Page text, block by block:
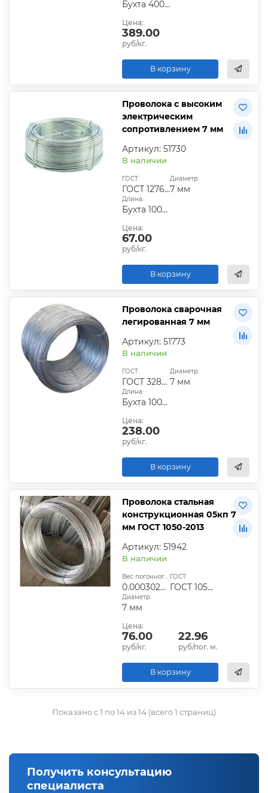
Бухта 400-600 кг
Цена:
389.00
руб/кг.
В корзину
Проволока с высоким
электрическим
сопротивлением 7 мм
Артикул: 51730
В наличии
ГОСТ:
ГОСТ 12766.1-90
Диаметр:
7 мм
Длина:
Бухта 100-200 кг
Цена:
67.00
руб/кг.
В корзину
Проволока сварочная
легированная 7 мм
Артикул: 51773
В наличии
ГОСТ:
ГОСТ 3282-74|ГОСТ 6727-80|ГОСТ 9389-75
Диаметр:
7 мм
Длина:
Бухта 100-200 кг
Цена:
238.00
руб/кг.
В корзину
Проволока стальная
конструкционная 05кп 7
мм ГОСТ 1050-2013
Артикул: 51942
В наличии
Вес погонного метра, т.:
0.000302085
ГОСТ:
ГОСТ 1050-2013
Диаметр:
7 мм
Цена:
76.00
руб/кг.
22.96
руб/пог. м.
В корзину
Показано с 1 по 14 из 14 (всего 1 страниц)
Получить консультацию
специалиста